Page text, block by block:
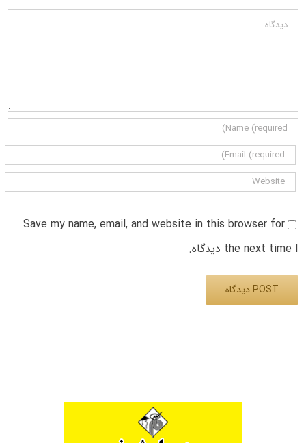
دیدگاه
Save my name, email, and website in this browser for
the next time I دیدگاه.